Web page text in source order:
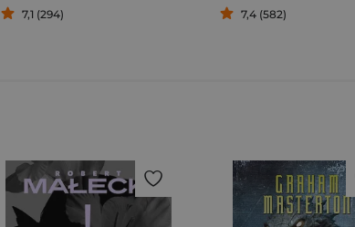
7,1 (294) 7,4 (582)